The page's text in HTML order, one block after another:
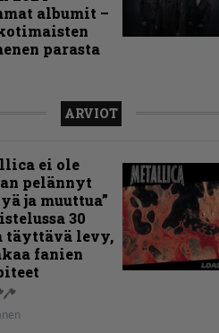
albumit –
parasta
ARVIOT
ei ole
pelännyt
ja muuttua”
30
täyttävä levy,
fanien